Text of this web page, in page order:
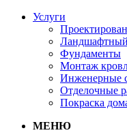
Услуги
Фундаменты
Монтаж
Инженерные
Отделочные
Покраска
МЕНЮ